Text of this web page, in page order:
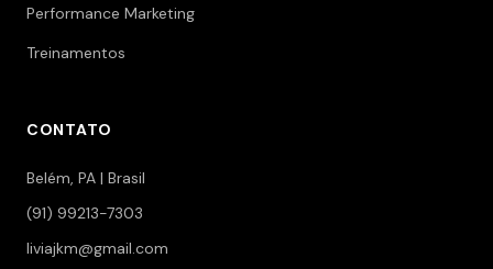
Performance Marketing
Treinamentos
CONTATO
Belém, PA | Brasil
(91) 99213-7303
liviajkm@gmail.com